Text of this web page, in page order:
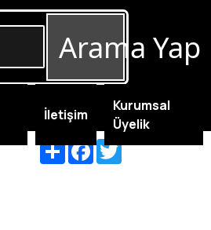
ShareFacebook
Twitter
Arama Yap
İletişim
Kurumsal
Üyelik